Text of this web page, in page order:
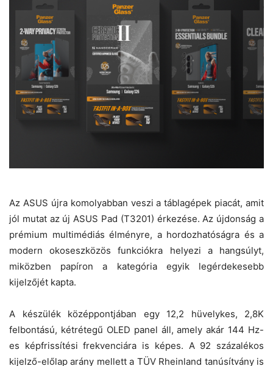
Az ASUS újra komolyabban veszi a táblagépek piacát, amit
jól mutat az új ASUS Pad (T3201) érkezése. Az újdonság a
prémium multimédiás élményre, a hordozhatóságra és a
modern okoseszközös funkciókra helyezi a hangsúlyt,
miközben papíron a kategória egyik legérdekesebb
kijelzőjét kapta.
A készülék középpontjában egy 12,2 hüvelykes, 2,8K
felbontású, kétrétegű OLED panel áll, amely akár 144 Hz-
es képfrissítési frekvenciára is képes. A 92 százalékos
kijelző-előlap arány mellett a TÜV Rheinland tanúsítvány is